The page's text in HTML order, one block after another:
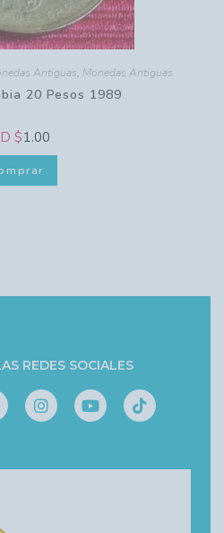
Antiguas, Monedas Antiguas
20 Pesos 1989
$1.00
REDES SOCIALES